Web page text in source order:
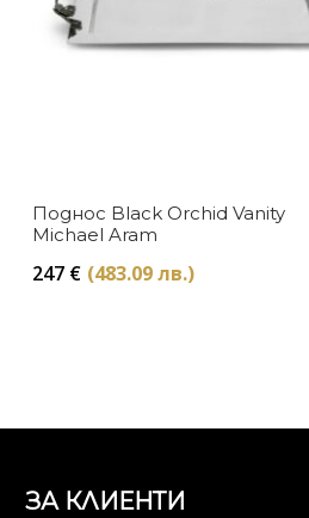
Поднос Black Orchid Vanity
Michael Aram
247 € (483.09 лв.)
ЗА КЛИЕНТИ